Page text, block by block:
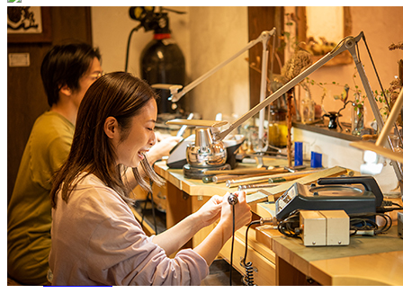
TOP
ABOUT DITO
COLLECTION
AT FIRST
ONLINE ORDER
RESERVATION
Q&A
SHOP INFO
CONTACT